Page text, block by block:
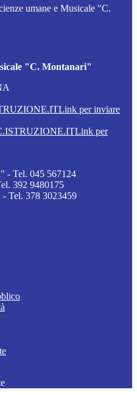
umane e Musicale "C.
"C. Montanari"
Link per inviare
Link per
- Tel. 045 567124
392 9480175
- Tel. 378 3023459